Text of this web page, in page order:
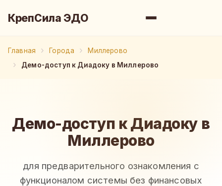
КрепСила ЭДО
Главная Города
Миллерово
Демо-доступ к Диадоку в Миллерово
Демо-доступ к Диадоку в
Миллерово
для предварительного ознакомления с
функционалом системы без финансовых